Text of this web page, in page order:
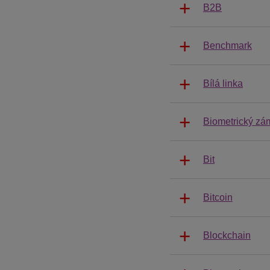
B2B
Benchmark
Bílá linka
Biometrický
Bit
Bitcoin
Blockchain